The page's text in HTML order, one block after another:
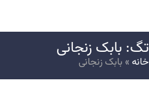
بابک زنجانی
» بابک زنجانی